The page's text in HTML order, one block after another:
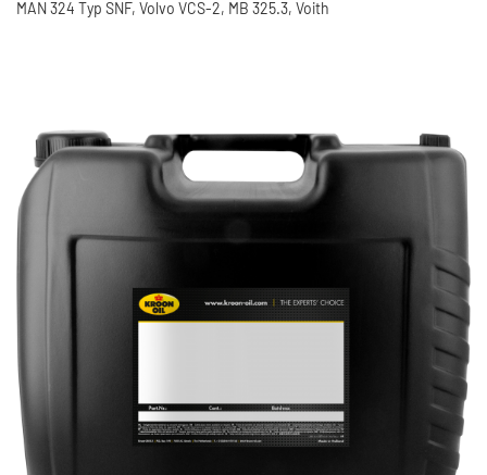
MAN 324 Typ SNF, Volvo VCS-2, MB 325.3, Voith